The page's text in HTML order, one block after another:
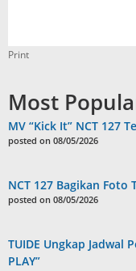
Print
Most
MV “Kick It” NCT 127
posted on 08/05/2026
NCT 127 Bagikan Foto
posted on 08/05/2026
TUIDE Ungkap Jadwal
PLAY”